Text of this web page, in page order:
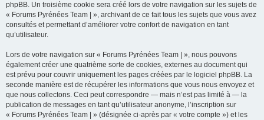
phpBB. Un troisième cookie sera créé lors de votre navigation sur les sujets de
« Forums Pyrénées Team | », archivant de ce fait tous les sujets que vous avez
consultés et permettant d’améliorer votre confort de navigation en tant
qu’utilisateur.
Lors de votre navigation sur « Forums Pyrénées Team | », nous pouvons
également créer une quatrième sorte de cookies, externes au document qui
est prévu pour couvrir uniquement les pages créées par le logiciel phpBB. La
seconde manière est de récupérer les informations que vous nous envoyez et
que nous collectons. Ceci peut correspondre — mais n’est pas limité à — la
publication de messages en tant qu’utilisateur anonyme, l’inscription sur
« Forums Pyrénées Team | » (désignée ci-après par « votre compte ») et les